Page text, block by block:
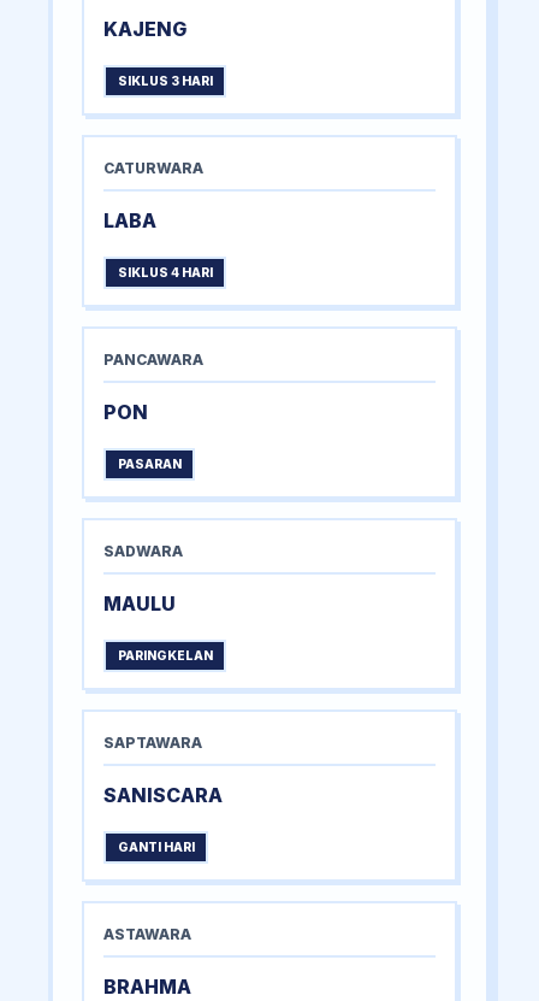
KAJENG
SIKLUS 3 HARI
CATURWARA
LABA
SIKLUS 4 HARI
PANCAWARA
PON
PASARAN
SADWARA
MAULU
PARINGKELAN
SAPTAWARA
SANISCARA
GANTI HARI
ASTAWARA
BRAHMA